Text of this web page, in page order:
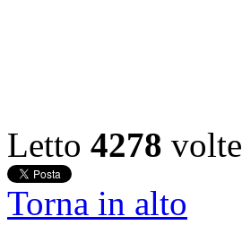
Letto 4278 volte
Torna in alto